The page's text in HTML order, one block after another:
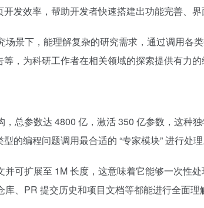
发效率，帮助开发者快速搭建出功能完善、界
景下，能理解复杂的研究需求，通过调用各
，为科研工作者在相关领域的探索提供有力的
总参数达 4800 亿，激活 350 亿参数，这种
的编程问题调用最合适的 “专家模块” 进行处理
可扩展至 1M 长度，这意味着它能够一次性
、PR 提交历史和项目文档等都能进行全面理